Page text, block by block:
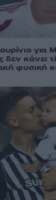
για
κάνει
φυσική